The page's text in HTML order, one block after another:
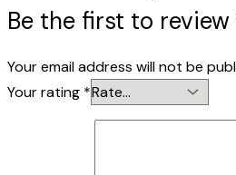
Be the first to review
Your email address will not be
Your rating *